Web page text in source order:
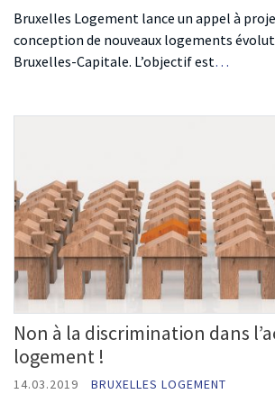
Bruxelles Logement lance un appel à
conception de nouveaux logements
Bruxelles-Capitale. L’objectif est…
Non à la discrimination dans
logement !
14.03.2019 BRUXELLES LOGEMENT